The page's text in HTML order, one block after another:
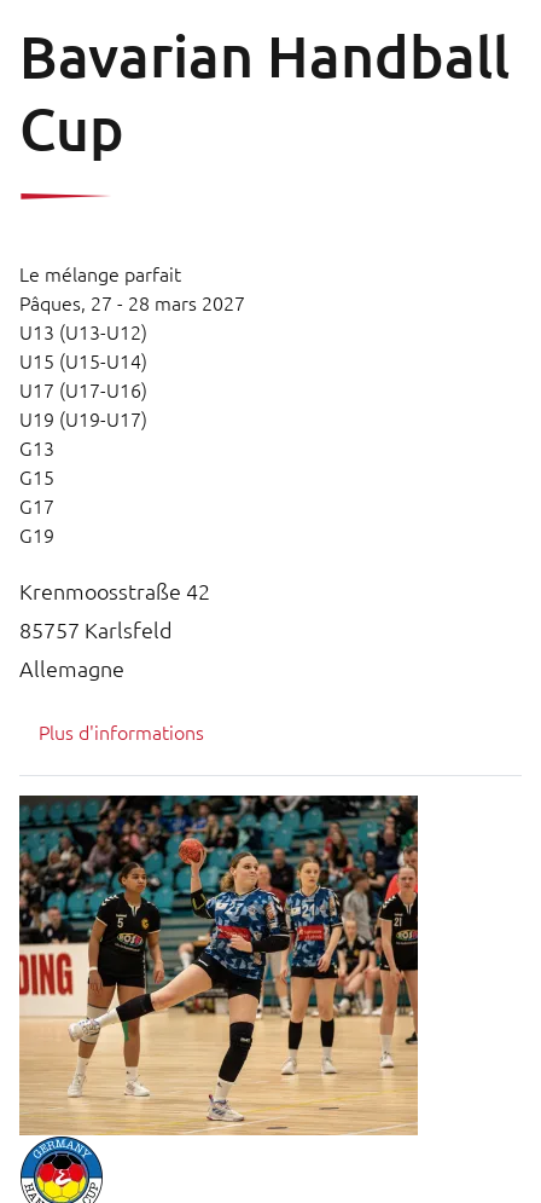
Bavarian Handball
Cup
Le mélange parfait
Pâques, 27 - 28 mars 2027
U13 (U13-U12)
U15 (U15-U14)
U17 (U17-U16)
U19 (U19-U17)
G13
G15
G17
G19
Krenmoosstraße 42
85757 Karlsfeld
Allemagne
Plus d'informations